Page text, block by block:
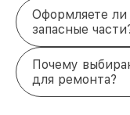
Оформляете
запасные
Почему
для ремонта?